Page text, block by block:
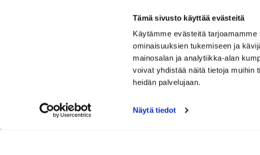
Tämä sivusto käyttää evästeitä
Käytämme evästeitä
ominaisuuksien tukemiseen ja
mainosalan ja analytiikka-alan
voivat yhdistää näitä tietoja muihin
heidän palvelujaan.
Näytä tiedot